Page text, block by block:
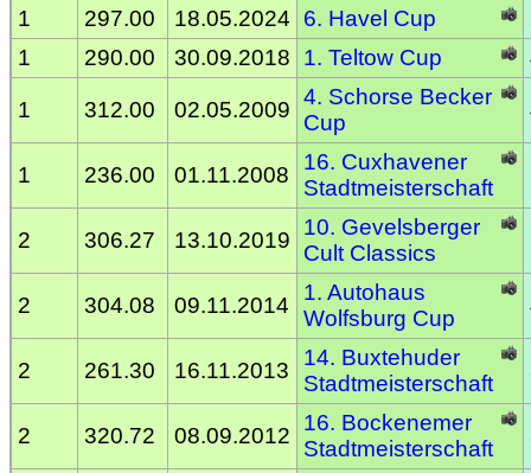
1 297.00 18.05.2024 6. Havel Cup
1
290.00 30.09.2018 1. Teltow Cup
1 312.00 02.05.2009
4. Schorse Becker
Cup
1 236.00 01.11.2008
16. Cuxhavener
Stadtmeisterschaft
2 306.27 13.10.2019
10. Gevelsberger
Cult Classics
2 304.08 09.11.2014
1. Autohaus
Wolfsburg Cup
2 261.30 16.11.2013
14. Buxtehuder
Stadtmeisterschaft
2 320.72 08.09.2012
16. Bockenemer
Stadtmeisterschaft